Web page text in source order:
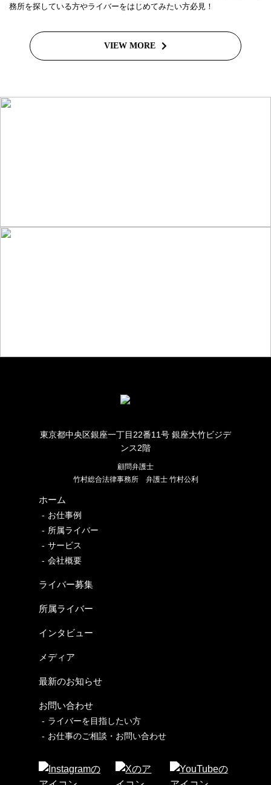
務所を探している方やライバーをはじめてみたい方必見！
VIEW MORE
東京都中央区銀座一丁目22番11号 銀座大竹ビジデ
ンス2階
顧問弁護士
竹村総合法律事務所 弁護士 竹村公利
ホーム
お仕事例
所属ライバー
サービス
会社概要
ライバー募集
所属ライバー
インタビュー
メディア
最新のお知らせ
お問い合わせ
ライバーを目指したい方
お仕事のご相談・お問い合わせ